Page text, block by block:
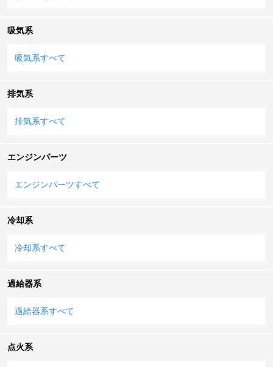
吸気系
吸気系すべて
排気系
排気系すべて
エンジンパーツ
エンジンパーツすべて
冷却系
冷却系すべて
過給器系
過給器系すべて
点火系